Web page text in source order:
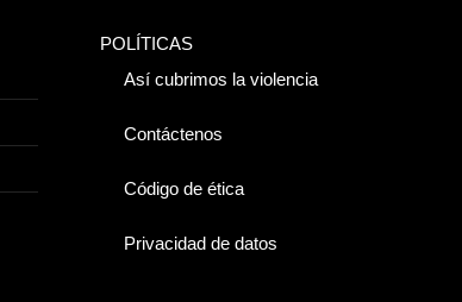
POLÍTICAS
Así cubrimos la violencia
Contáctenos
Código de ética
Privacidad de datos